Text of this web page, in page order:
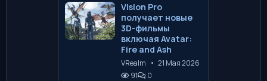
Vision Pro
получает новые
3D-фильмы
включая Avatar:
Fire and Ash
VRealm • 21 Мая 2026
91
0